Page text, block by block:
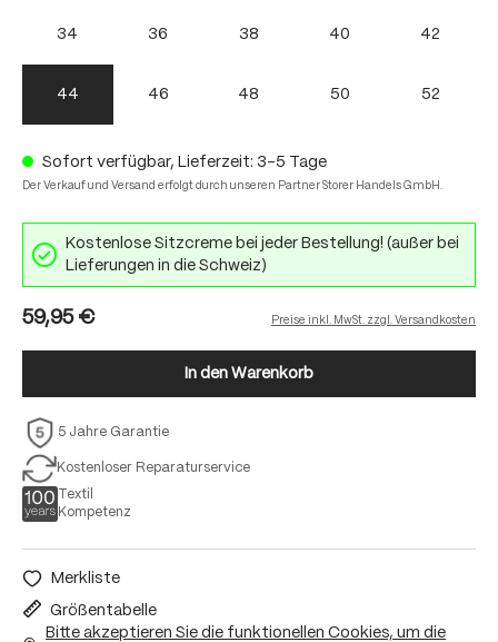
34 36 38 40 42
44 46 48 50 52
Sofort verfügbar, Lieferzeit: 3-5 Tage
Der Verkauf und Versand erfolgt durch unseren Partner Storer Handels GmbH.
Kostenlose Sitzcreme bei jeder Bestellung! (außer bei
Lieferungen in die Schweiz)
59,95 € Preise inkl. MwSt. zzgl. Versandkosten
In den Warenkorb
5 Jahre Garantie
Kostenloser Reparaturservice
Textil
Kompetenz
Merkliste
Größentabelle
Bitte akzeptieren Sie die funktionellen Cookies, um die